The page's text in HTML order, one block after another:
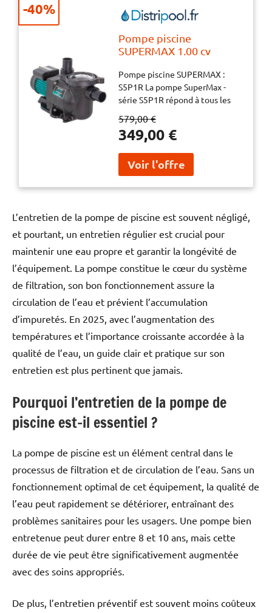
Pompe piscine
SUPERMAX 1.00 cv
Pompe piscine SUPERMAX :
S5P1R La pompe SuperMax -
série S5P1R répond à tous les
piscine, spa ou jeux d’eau. Elle
possède un bon rendement
silencieuse et très simple à
entretenir. De plus, elle est
fabriquée avec des matériaux
les conditions les plus
1er pompe ou une pompe de
rénovation, SuperMax Série
5P1R constitue résolument le
fabriquée sur la base de
SUPERFLOW C'est à dire que
vous aurez pas de plomberie à
et place. - Pompe piscine
SUPERMAX : PENTAIR Cette
pompe est fabriquée
technique : - Moteur asynchrone
à induction - Axe à deux
matériaux avec tige
inoxydable AISI 316 -
Roulements étanches haute
température SKF - Protection
thermique (monophasée),
conforme IE2 (triphasée 0,75
kW) - IP-X5 - Entrée/sortie
#8594; raccords BSP 1,5"
taraudés - Ø raccords #8594; 50
mmRaccords inclus Oui -
Résistance au sel 0,40 % (4 g/l)
579,00 €
349,00 €
-40%
L’entretien de la pompe de piscine est souvent négligé,
et pourtant, un entretien régulier est crucial pour
maintenir une eau propre et garantir la longévité de
l’équipement. La pompe constitue le cœur du système
de filtration, son bon fonctionnement assure la
circulation de l’eau et prévient l’accumulation
d’impuretés. En 2025, avec l’augmentation des
températures et l’importance croissante accordée à la
qualité de l’eau, un guide clair et pratique sur son
entretien est plus pertinent que jamais.
Pourquoi l’entretien de la pompe de
piscine est-il essentiel ?
La pompe de piscine est un élément central dans le
processus de filtration et de circulation de l’eau. Sans un
fonctionnement optimal de cet équipement, la qualité de
l’eau peut rapidement se détériorer, entraînant des
problèmes sanitaires pour les usagers. Une pompe bien
entretenue peut durer entre 8 et 10 ans, mais cette
durée de vie peut être significativement augmentée
avec des soins appropriés.
De plus, l’entretien préventif est souvent moins coûteux